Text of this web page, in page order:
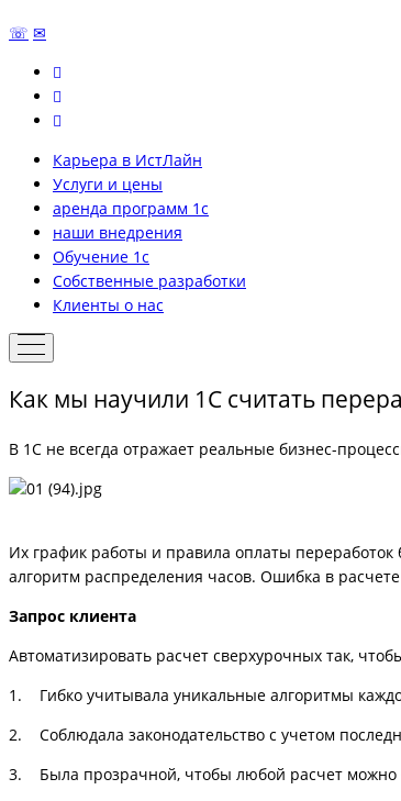
☏ ✉
Карьера в ИстЛайн
Услуги и цены
аренда программ 1с
наши внедрения
Обучение 1с
Собственные разработки
Клиенты о нас
Как мы научили 1С считать
В 1С не всегда отражает реальные бизнес-
Их график работы и правила оплаты
алгоритм распределения часов. Ошибка в
Запрос клиента
Автоматизировать расчет сверхурочных так,
1. Гибко учитывала уникальные алгоритмы
2. Соблюдала законодательство с учетом
3. Была прозрачной, чтобы любой расчет можно